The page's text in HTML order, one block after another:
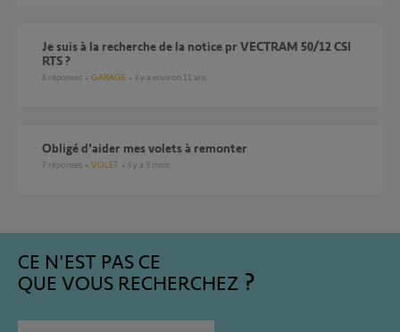
je suis à la recherche de la notice pr VECTRAM 50/12 CSI
RTS ?
8 réponses GARAGE il y a environ 11 ans
Obligé d'aider mes volets à remonter
7 réponses VOLET il y a 9 mois
CE N'EST PAS CE
QUE VOUS RECHERCHEZ